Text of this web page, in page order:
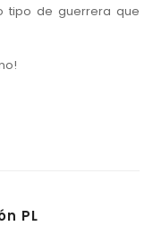
tipo de guerrera que
PL